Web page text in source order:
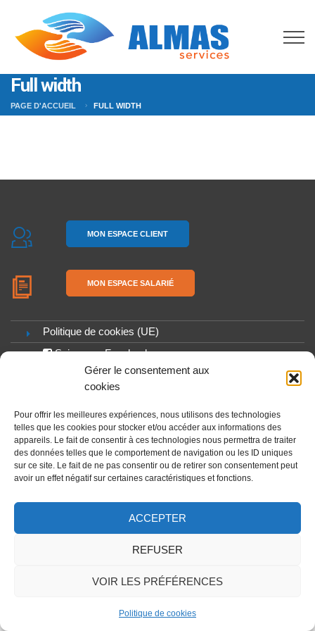
Gérer le consentement aux
cookies
Pour offrir les meilleures expériences, nous utilisons des technologies
telles que les cookies pour stocker et/ou accéder aux informations des
appareils. Le fait de consentir à ces technologies nous permettra de traiter
des données telles que le comportement de navigation ou les ID uniques
sur ce site. Le fait de ne pas consentir ou de retirer son consentement peut
avoir un effet négatif sur certaines caractéristiques et fonctions.
ACCEPTER
REFUSER
VOIR LES PRÉFÉRENCES
Politique de cookies
Full width
PAGE D'ACCUEIL FULL WIDTH
MON ESPACE CLIENT
MON ESPACE SALARIÉ
Politique de cookies (UE)
Suivre sur Facebook
Suivre sur Instagram
ECRIRE UN MESSAGE
© 2023 - 2024 - SAS CHOUETTES PRESTATIONS